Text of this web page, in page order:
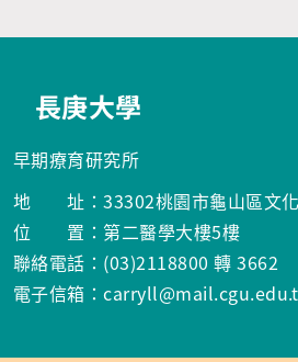
長庚大學
早期療育研究所
地 址：33302桃園市龜山區文
位 置：第二醫學大樓5樓
聯絡電話：(03)2118800 轉 3662
電子信箱：